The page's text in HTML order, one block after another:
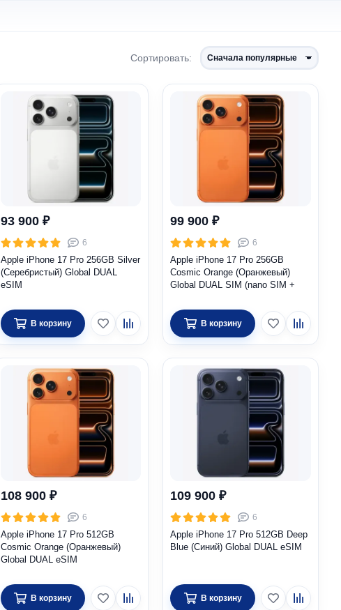
Сортировать:
93 900 ₽
6
Apple iPhone 17 Pro 256GB Silver
(Серебристый) Global DUAL
eSIM
В корзину
99 900 ₽
6
Apple iPhone 17 Pro 256GB
Cosmic Orange (Оранжевый)
Global DUAL SIM (nano SIM +
В корзину
108 900 ₽
6
Apple iPhone 17 Pro 512GB
Cosmic Orange (Оранжевый)
Global DUAL eSIM
В корзину
109 900 ₽
6
Apple iPhone 17 Pro 512GB Deep
Blue (Синий) Global DUAL eSIM
В корзину